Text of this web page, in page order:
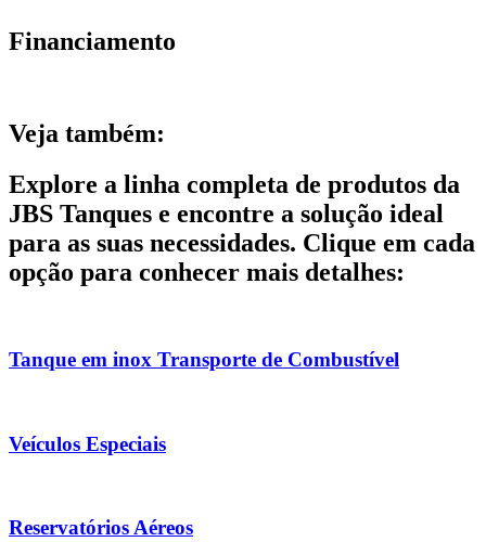
Financiamento
Veja também:
Explore a linha completa de produtos da
JBS Tanques e encontre a solução ideal
para as suas necessidades. Clique em cada
opção para conhecer mais detalhes:
Tanque em inox Transporte de Combustível
Veículos Especiais
Reservatórios Aéreos